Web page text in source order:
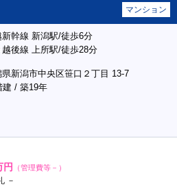
マンション
新幹線 新潟駅/徒歩6分
越後線 上所駅/徒歩28分
県新潟市中央区笹口２丁目 13-7
建 / 築19年
円 （管理費等－）
－